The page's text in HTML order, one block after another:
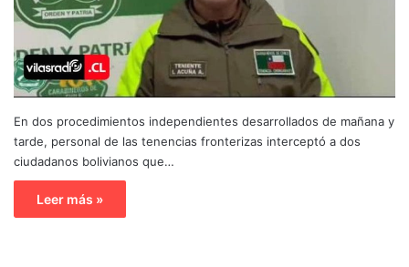
En dos procedimientos independientes desarrollados de mañana y
tarde, personal de las tenencias fronterizas interceptó a dos
ciudadanos bolivianos que…
Leer más »